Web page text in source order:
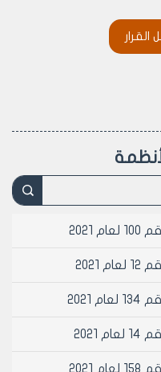
لتطبيق احكام
المادة /14/ من القانون /14/ لعام 1974 وتعديلاته وذلك
مجلس المدينة
لمجلس مدينة
القرار